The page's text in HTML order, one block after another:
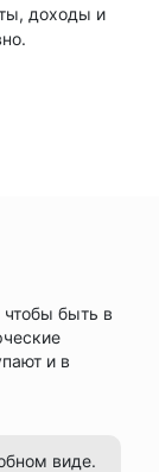
доходы и
быть в
и в
виде.